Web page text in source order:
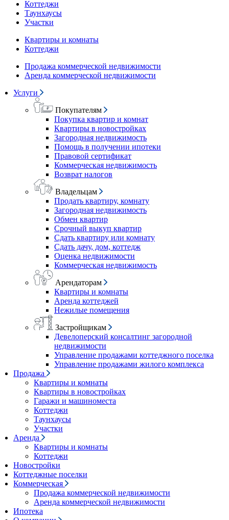
Коттеджи
Таунхаусы
Участки
Квартиры и комнаты
Коттеджи
Продажа коммерческой недвижимости
Аренда коммерческой недвижимости
Услуги
Покупателям
Покупка квартир и комнат
Квартиры в новостройках
Загородная недвижимость
Помощь в получении ипотеки
Правовой сертификат
Коммерческая недвижимость
Возврат налогов
Владельцам
Продать квартиру, комнату
Загородная недвижимость
Обмен квартир
Срочный выкуп квартир
Сдать квартиру или комнату
Сдать дачу, дом, коттедж
Оценка недвижимости
Коммерческая недвижимость
Арендаторам
Квартиры и комнаты
Аренда коттеджей
Нежилые помещения
Застройщикам
Девелоперский консалтинг загородной
недвижимости
Управление продажами коттеджного поселка
Управление продажами жилого комплекса
Продажа
Квартиры и комнаты
Квартиры в новостройках
Гаражи и машиноместа
Коттеджи
Таунхаусы
Участки
Аренда
Квартиры и комнаты
Коттеджи
Новостройки
Коттеджные поселки
Коммерческая
Продажа коммерческой недвижимости
Аренда коммерческой недвижимости
Ипотека